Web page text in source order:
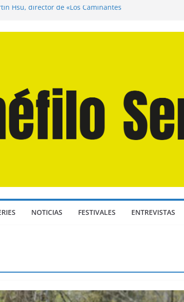
Hsu, director de «Los Caminantes
NOTICIAS FESTIVALES ENTREVISTAS